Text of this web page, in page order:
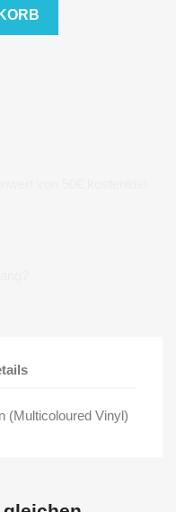
(Multicoloured Vinyl)